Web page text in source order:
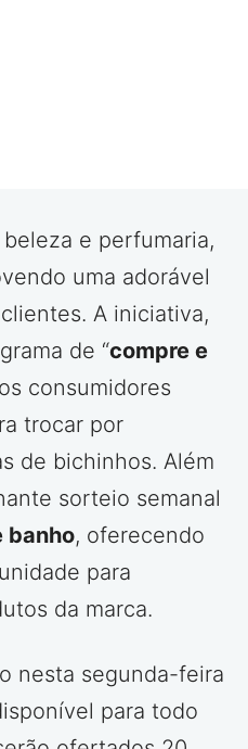
e perfumaria,
uma adorável
A iniciativa,
de “compre e
consumidores
trocar por
de bichinhos. Além
sorteio semanal
banho, oferecendo
para
da marca.
nesta segunda-feira
para todo